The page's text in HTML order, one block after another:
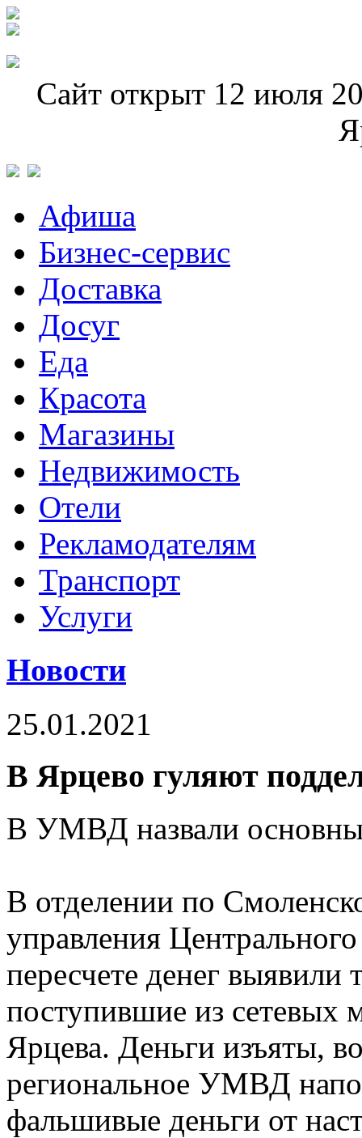
Сайт открыт 12 июля
Афиша
Бизнес-сервис
Доставка
Досуг
Еда
Красота
Магазины
Недвижимость
Отели
Рекламодателям
Транспорт
Услуги
Новости
25.01.2021
В Ярцево гуляют
В УМВД назвали
В отделении по
управления
пересчете денег
поступившие из сетевых
Ярцева. Деньги изъяты,
региональное УМВД
фальшивые деньги от